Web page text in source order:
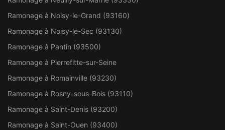
Ramonage à Noisy-le-Grand (93160)
Ramonage à Noisy-le-Sec (93130)
Ramonage à Pantin (93500)
Ramonage à Pierrefitte-sur-Seine
Ramonage à Romainville (93230)
Ramonage à Rosny-sous-Bois (93110)
Ramonage à Saint-Denis (93200)
Ramonage à Saint-Ouen (93400)